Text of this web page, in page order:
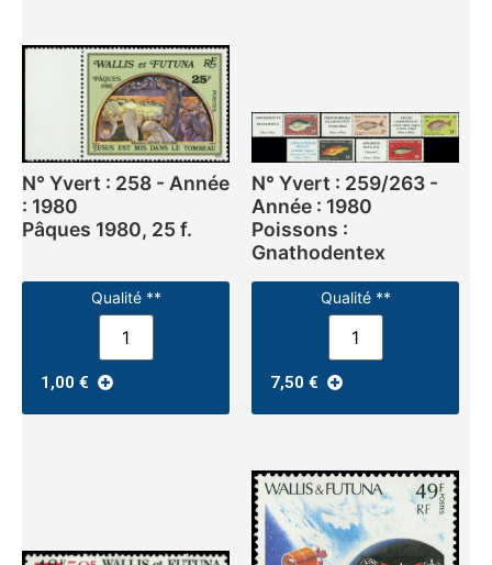
N° Yvert : 258 - Année
: 1980
Pâques 1980, 25 f.
Qualité **
1,00 €
N° Yvert : 259/263 -
Année : 1980
Poissons :
Gnathodentex
Qualité **
7,50 €